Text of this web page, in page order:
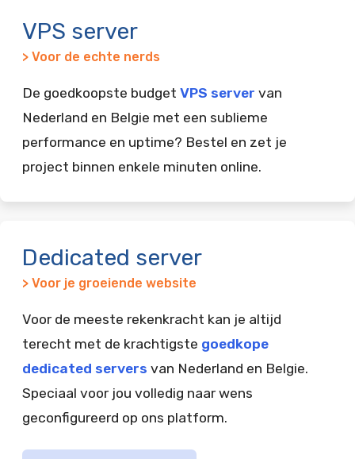
VPS server
> Voor de echte nerds
De goedkoopste budget VPS server van
Nederland en Belgie met een sublieme
performance en uptime? Bestel en zet je
project binnen enkele minuten online.
Dedicated server
> Voor je groeiende website
Voor de meeste rekenkracht kan je altijd
terecht met de krachtigste goedkope
dedicated servers van Nederland en Belgie.
Speciaal voor jou volledig naar wens
geconfigureerd op ons platform.